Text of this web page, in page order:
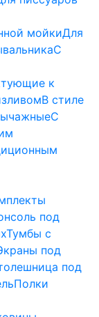
мойкиДля
С
к
В стиле
С
под
Тумбы с
под
под
Полки